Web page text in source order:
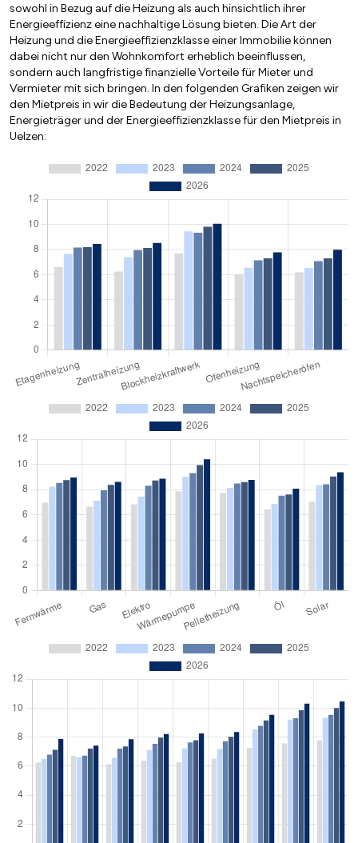
sowohl in Bezug auf die Heizung als auch hinsichtlich ihrer
Energieeffizienz eine nachhaltige Lösung bieten. Die Art der
Heizung und die Energieeffizienzklasse einer Immobilie können
dabei nicht nur den Wohnkomfort erheblich beeinflussen,
sondern auch langfristige finanzielle Vorteile für Mieter und
Vermieter mit sich bringen. In den folgenden Grafiken zeigen wir
den Mietpreis in wir die Bedeutung der Heizungsanlage,
Energieträger und der Energieeffizienzklasse für den Mietpreis in
Uelzen: